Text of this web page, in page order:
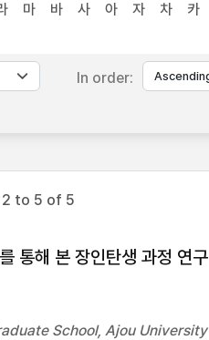
마 바 사 아 자 차 카
In order:
to 5 of 5
통해 본 장인탄생 과정 연구
School, Ajou University